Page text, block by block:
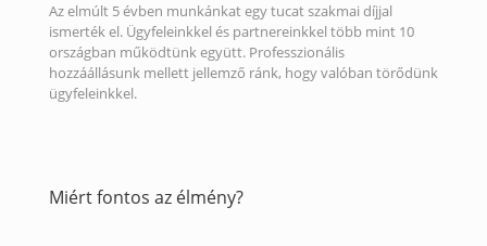
Az elmúlt 5 évben munkánkat egy tucat szakmai díjjal
ismerték el. Ügyfeleinkkel és partnereinkkel több mint 10
országban működtünk együtt. Professzionális
hozzáállásunk mellett jellemző ránk, hogy valóban törődünk
ügyfeleinkkel.
Miért fontos az élmény?